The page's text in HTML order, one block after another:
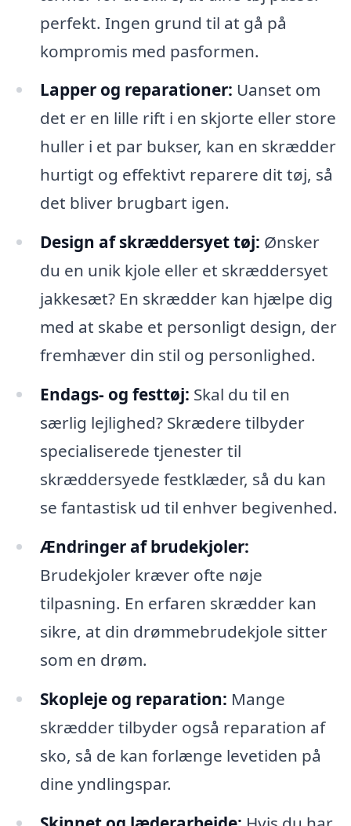
perfekt. Ingen grund til at gå på
kompromis med pasformen.
Lapper og reparationer: Uanset om
det er en lille rift i en skjorte eller store
huller i et par bukser, kan en skrædder
hurtigt og effektivt reparere dit tøj, så
det bliver brugbart igen.
Design af skræddersyet tøj: Ønsker
du en unik kjole eller et skræddersyet
jakkesæt? En skrædder kan hjælpe dig
med at skabe et personligt design, der
fremhæver din stil og personlighed.
Endags- og festtøj: Skal du til en
særlig lejlighed? Skrædere tilbyder
specialiserede tjenester til
skræddersyede festklæder, så du kan
se fantastisk ud til enhver begivenhed.
Ændringer af brudekjoler:
Brudekjoler kræver ofte nøje
tilpasning. En erfaren skrædder kan
sikre, at din drømmebrudekjole sitter
som en drøm.
Skopleje og reparation: Mange
skrædder tilbyder også reparation af
sko, så de kan forlænge levetiden på
dine yndlingspar.